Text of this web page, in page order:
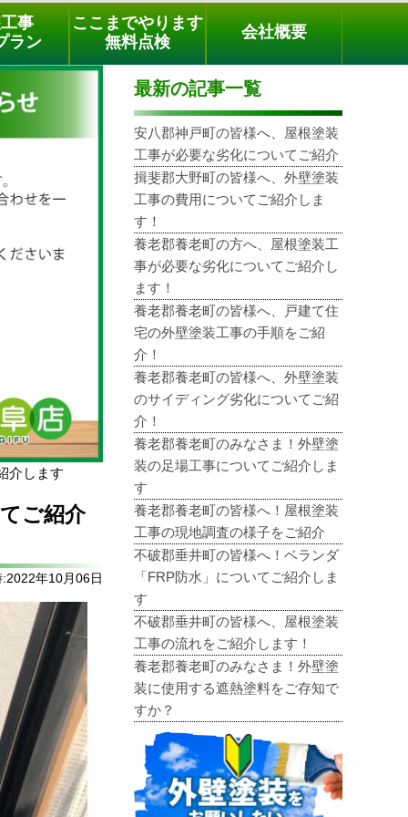
電話でのご相談 [9時～18時まで受付中]
phone03-3779-1505
事
ラン
ここまでやります
無料点検
会社概要
介します
ご紹介
年10月06日
最新の記事一覧
安八郡神戸町の皆様へ、屋根塗装
工事が必要な劣化についてご紹介
揖斐郡大野町の皆様へ、外壁塗装
工事の費用についてご紹介しま
す！
養老郡養老町の方へ、屋根塗装工
事が必要な劣化についてご紹介し
ます！
養老郡養老町の皆様へ、戸建て住
宅の外壁塗装工事の手順をご紹
介！
養老郡養老町の皆様へ、外壁塗装
のサイディング劣化についてご紹
介！
養老郡養老町のみなさま！外壁塗
装の足場工事についてご紹介しま
す
養老郡養老町の皆様へ！屋根塗装
工事の現地調査の様子をご紹介
不破郡垂井町の皆様へ！ベランダ
「FRP防水」についてご紹介しま
す
不破郡垂井町の皆様へ、屋根塗装
工事の流れをご紹介します！
養老郡養老町のみなさま！外壁塗
装に使用する遮熱塗料をご存知で
すか？